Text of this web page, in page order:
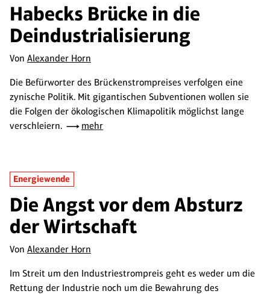
Habecks Brücke in die
Deindustrialisierung
Von Alexander Horn
Die Befürworter des Brückenstrompreises verfolgen eine
zynische Politik. Mit gigantischen Subventionen wollen sie
die Folgen der ökologischen Klimapolitik möglichst lange
verschleiern.
mehr
Energiewende
Die Angst vor dem Absturz
der Wirtschaft
Von Alexander Horn
Im Streit um den Industriestrompreis geht es weder um die
Rettung der Industrie noch um die Bewahrung des